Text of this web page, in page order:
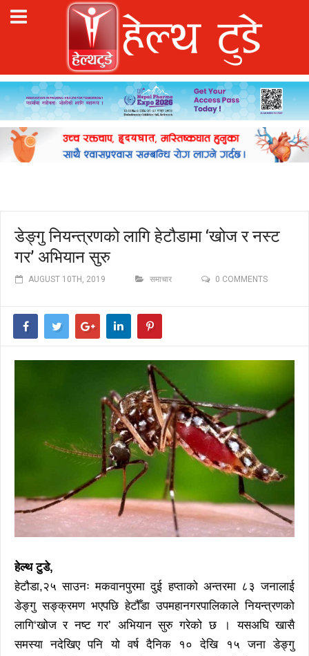
डेङ्गु नियन्त्रणको लागि हेटौडामा ‘खोज र नस्ट
गर’ अभियान सुरु
AUGUST 10TH, 2019 समाचार 0 COMMENTS
हेल्थ टुडे,
हेटौडा,२५ साउनः मकवानपुरमा दुई हप्ताको अन्तरमा ८३ जनालाई
डेङ्गु सङ्क्रमण भएपछि हेटौँडा उपमहानगरपालिकाले नियन्त्रणको
लागि‘खोज र नष्ट गर’ अभियान सुरु गरेको छ । यसअघि खासै
समस्या नदेखिए पनि यो वर्ष दैनिक १० देखि १५ जना डेङ्गु